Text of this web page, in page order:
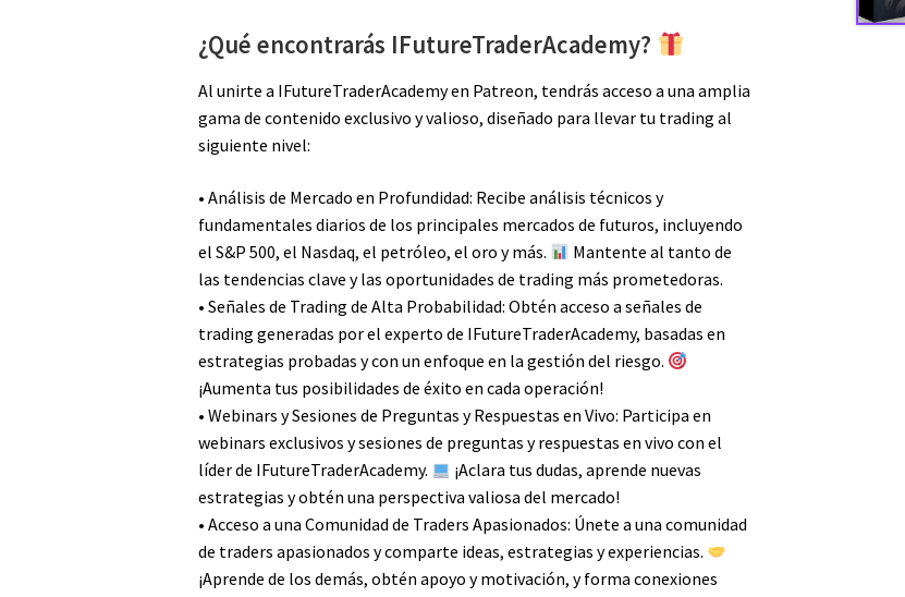
¿Qué encontrarás IFutureTraderAcademy?
Al unirte a IFutureTraderAcademy en Patreon, tendrás acceso a una amplia
gama de contenido exclusivo y valioso, diseñado para llevar tu trading al
siguiente nivel:
• Análisis de Mercado en Profundidad: Recibe análisis técnicos y
fundamentales diarios de los principales mercados de futuros, incluyendo
el S&P 500, el Nasdaq, el petróleo, el oro y más.
Mantente al tanto de
las tendencias clave y las oportunidades de trading más prometedoras.
• Señales de Trading de Alta Probabilidad: Obtén acceso a señales de
trading generadas por el experto de IFutureTraderAcademy, basadas en
estrategias probadas y con un enfoque en la gestión del riesgo.
¡Aumenta tus posibilidades de éxito en cada operación!
• Webinars y Sesiones de Preguntas y Respuestas en Vivo: Participa en
webinars exclusivos y sesiones de preguntas y respuestas en vivo con el
líder de IFutureTraderAcademy.
¡Aclara tus dudas, aprende nuevas
estrategias y obtén una perspectiva valiosa del mercado!
• Acceso a una Comunidad de Traders Apasionados: Únete a una comunidad
de traders apasionados y comparte ideas, estrategias y experiencias.
¡Aprende de los demás, obtén apoyo y motivación, y forma conexiones